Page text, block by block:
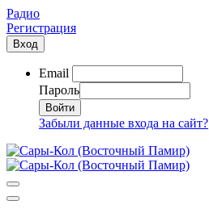
Радио
Регистрация
Вход
Email
Пароль
Забыли данные входа на сайт?